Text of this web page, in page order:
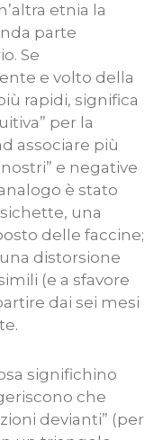
etnia la
parte
Se
e volto della
rapidi, significa
per la
associare più
e negative
è stato
una
delle faccine;
distorsione
(e a sfavore
dai sei mesi
significhino
che
devianti” (per